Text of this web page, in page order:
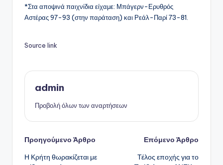
*Στα αποψινά παιχνίδια είχαμε: Μπάγερν-Ερυθρός
Αστέρας 97-93 (στην παράταση) και Ρεάλ-Παρί 73-81.
Source link
admin
Προβολή όλων των αναρτήσεων
Πλοήγηση
Προηγούμενο Άρθρο
Η Κρήτη θωρακίζεται με
Επόμενο Άρθρο
Τέλος εποχής για το